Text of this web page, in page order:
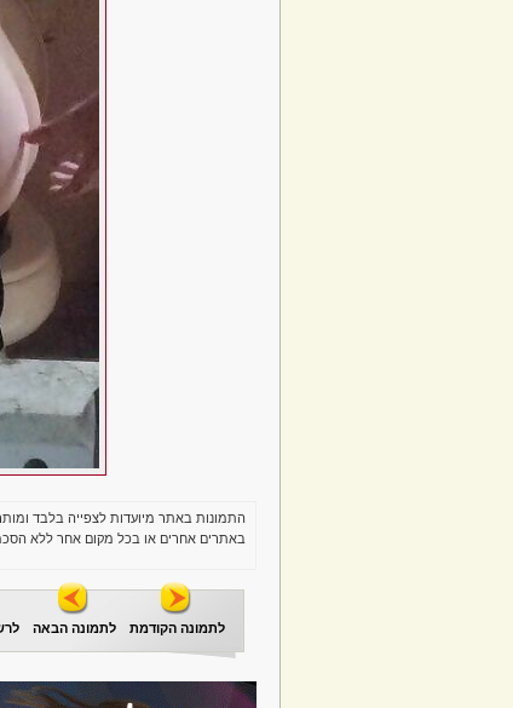
התמונות באתר מיועדות לצפייה בלבד
באתרים אחרים או בכל מקום אחר ללא
לתמונה הקודמת לתמונה הבאה